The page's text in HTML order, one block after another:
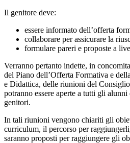
Il genitore deve:
essere informato dell’offerta
collaborare per assicurare la
formulare pareri e proposte a
Verranno pertanto indette, in
del Piano dell’Offerta Formativa e
e Didattica, delle riunioni del
potranno essere aperte a tutti gli
genitori.
In tali riunioni vengono chiariti gli
curriculum, il percorso per
saranno proposti per raggiungere gli